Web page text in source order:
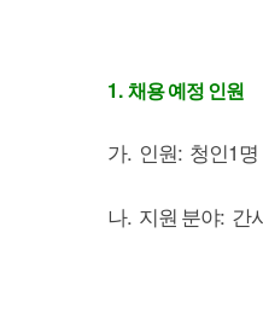
1. 채용 예정 인원
가. 인원: 청인1 명
나. 지원 분야: 간